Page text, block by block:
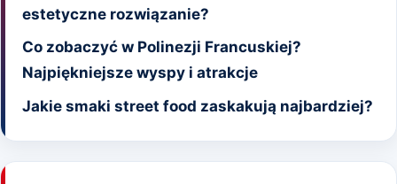
estetyczne rozwiązanie?
Co zobaczyć w Polinezji Francuskiej?
Najpiękniejsze wyspy i atrakcje
Jakie smaki street food zaskakują najbardziej?